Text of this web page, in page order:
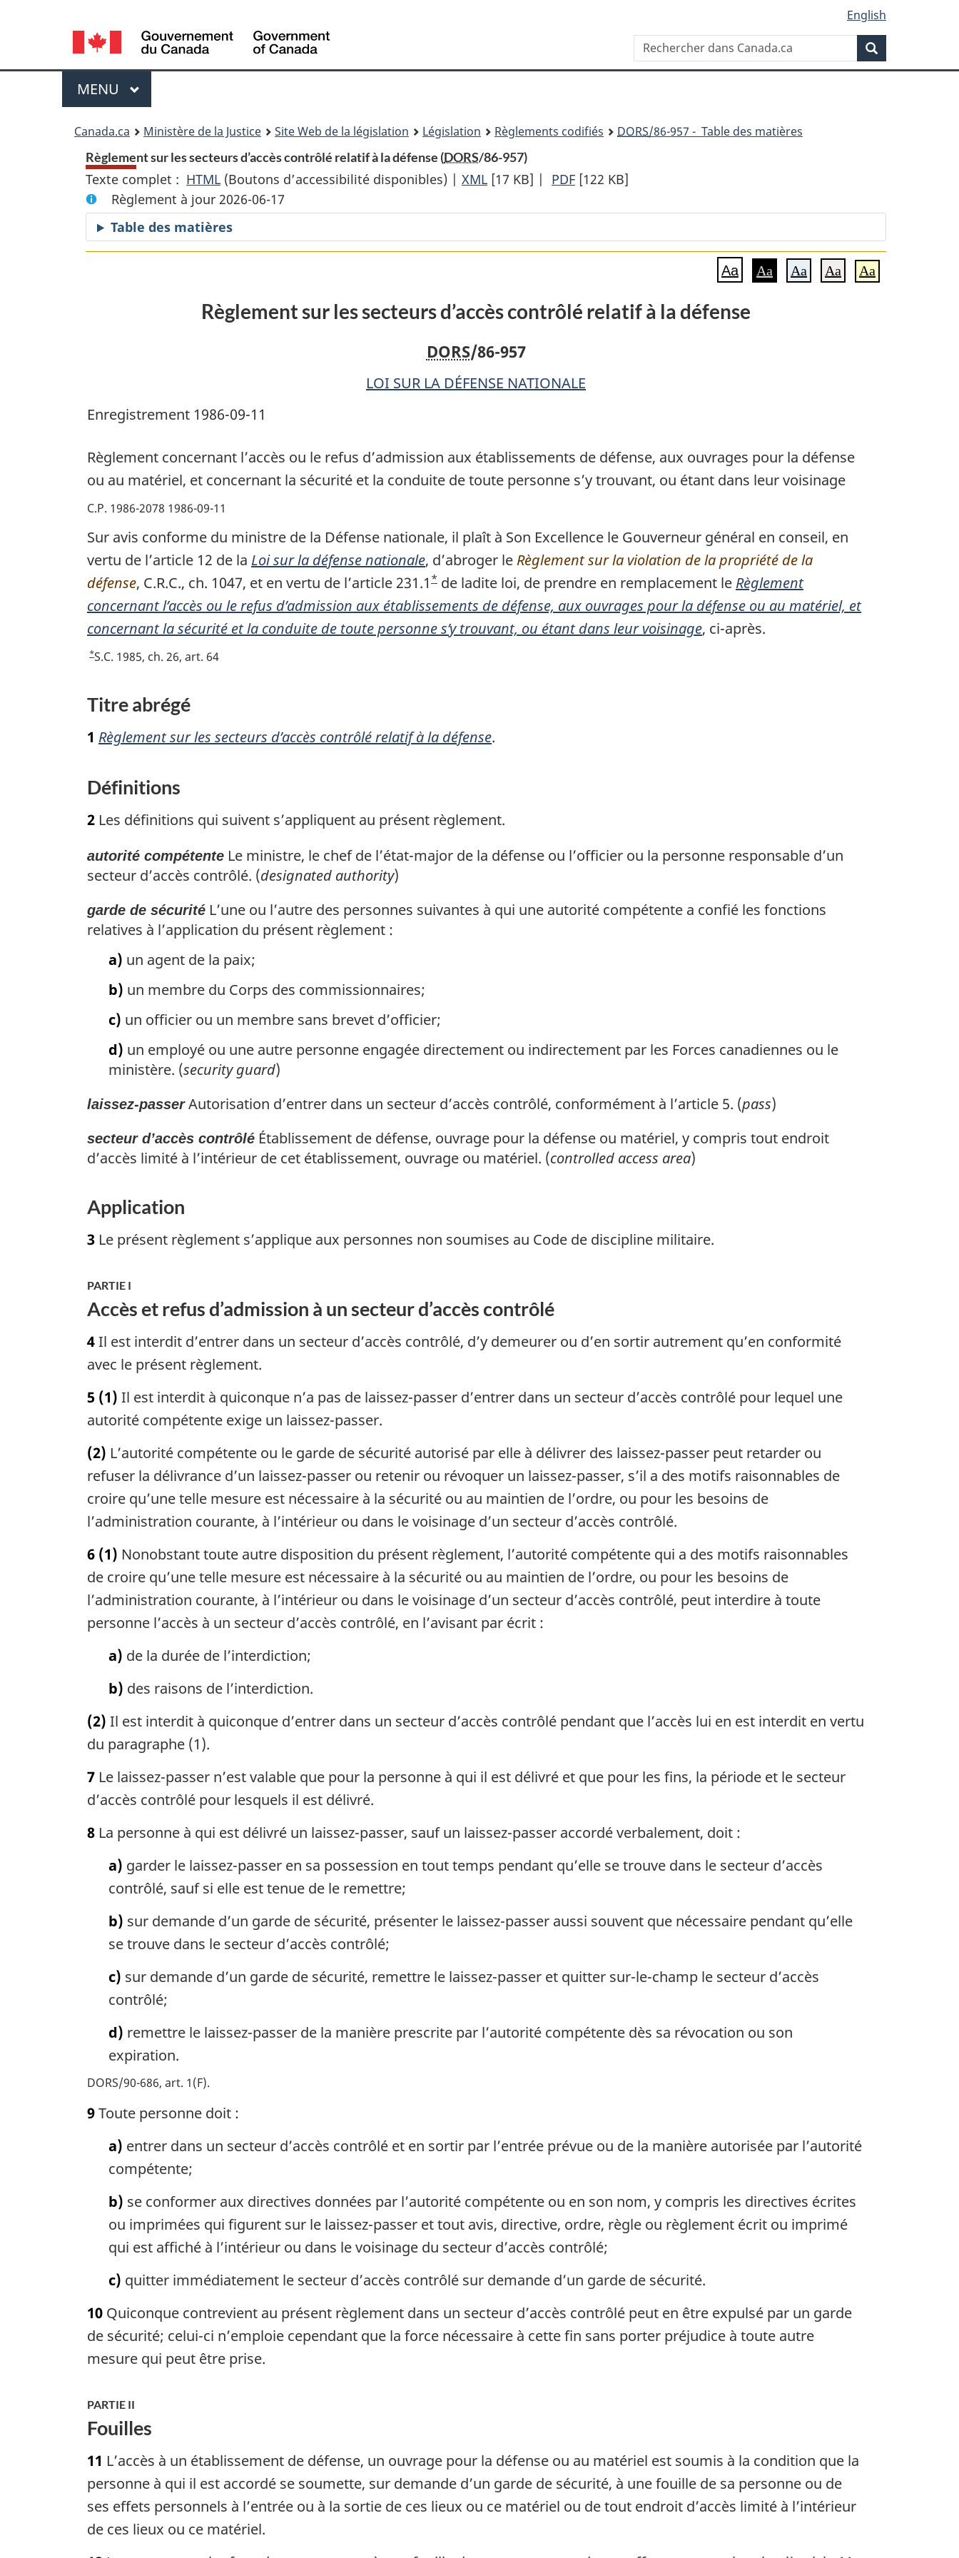
principal
À
site
version
Language
selection
English
Rechercher
dans
Canada.ca
Menu
MENU PRINCIPAL
Canada.ca Ministère de la Justice Site Web de la législation Législation Règlements codifiés DORS/86-957 - Table des matières
Règlement sur les secteurs d’accès contrôlé relatif à la défense (DORS/86-957)
Texte complet : HTML Texte
complet
:
Règlement
d’accès
défense
(Boutons d’accessibilité disponibles) | XML Texte
:
Règlement
d’accès
relatif
à
[17 KB] | PDF Texte
:
Règlement
d’accès
à
[122 KB]
Règlement à jour 2026-06-17
Table des matières
Aa Aa Aa Aa Aa
Règlement sur les secteurs d’accès contrôlé relatif à la défense
DORS/86-957
LOI SUR LA DÉFENSE NATIONALE
Enregistrement 1986-09-11
Règlement concernant l’accès ou le refus d’admission aux établissements de défense, aux ouvrages pour la défense
ou au matériel, et concernant la sécurité et la conduite de toute personne s’y trouvant, ou étant dans leur voisinage
C.P. 1986-2078 1986-09-11
Sur avis conforme du ministre de la Défense nationale, il plaît à Son Excellence le Gouverneur général en conseil, en
vertu de l’article 12 de la Loi sur la défense nationale, d’abroger le Règlement sur la violation de la propriété de la
défense, C.R.C., ch. 1047, et en vertu de l’article 231.1N
o
t
a
a
e
* de ladite loi, de prendre en remplacement le Règlement
concernant l’accès ou le refus d’admission aux établissements de défense, aux ouvrages pour la défense ou au matériel, et
concernant la sécurité et la conduite de toute personne s’y trouvant, ou étant dans leur voisinage, ci-après.
R
o
u
r
l
a
r
f
é
e
n
e
e
b
d
p
g
e
*S.C. 1985, ch. 26, art. 64
Titre abrégé
1 Règlement sur les secteurs d’accès contrôlé relatif à la défense.
Définitions
2 Les définitions qui suivent s’appliquent au présent règlement.
autorité compétente Le ministre, le chef de l’état-major de la défense ou l’officier ou la personne responsable d’un
secteur d’accès contrôlé. (designated authority)
garde de sécurité L’une ou l’autre des personnes suivantes à qui une autorité compétente a confié les fonctions
relatives à l’application du présent règlement :
a) un agent de la paix;
b) un membre du Corps des commissionnaires;
c) un officier ou un membre sans brevet d’officier;
d) un employé ou une autre personne engagée directement ou indirectement par les Forces canadiennes ou le
ministère. (security guard)
laissez-passerAutorisation d’entrer dans un secteur d’accès contrôlé, conformément à l’article 5. (pass)
secteur d’accès contrôlé Établissement de défense, ouvrage pour la défense ou matériel, y compris tout endroit
d’accès limité à l’intérieur de cet établissement, ouvrage ou matériel. (controlled access area)
Application
3 Le présent règlement s’applique aux personnes non soumises au Code de discipline militaire.
PARTIE I
Accès et refus d’admission à un secteur d’accès contrôlé
4Il est interdit d’entrer dans un secteur d’accès contrôlé, d’y demeurer ou d’en sortir autrement qu’en conformité
avec le présent règlement.
5 (1) Il est interdit à quiconque n’a pas de laissez-passer d’entrer dans un secteur d’accès contrôlé pour lequel une
autorité compétente exige un laissez-passer.
(2) L’autorité compétente ou le garde de sécurité autorisé par elle à délivrer des laissez-passer peut retarder ou
refuser la délivrance d’un laissez-passer ou retenir ou révoquer un laissez-passer, s’il a des motifs raisonnables de
croire qu’une telle mesure est nécessaire à la sécurité ou au maintien de l’ordre, ou pour les besoins de
l’administration courante, à l’intérieur ou dans le voisinage d’un secteur d’accès contrôlé.
6 (1) Nonobstant toute autre disposition du présent règlement, l’autorité compétente qui a des motifs raisonnables
de croire qu’une telle mesure est nécessaire à la sécurité ou au maintien de l’ordre, ou pour les besoins de
l’administration courante, à l’intérieur ou dans le voisinage d’un secteur d’accès contrôlé, peut interdire à toute
personne l’accès à un secteur d’accès contrôlé, en l’avisant par écrit :
a) de la durée de l’interdiction;
b) des raisons de l’interdiction.
(2) Il est interdit à quiconque d’entrer dans un secteur d’accès contrôlé pendant que l’accès lui en est interdit en vertu
du paragraphe (1).
7 Le laissez-passer n’est valable que pour la personne à qui il est délivré et que pour les fins, la période et le secteur
d’accès contrôlé pour lesquels il est délivré.
8 La personne à qui est délivré un laissez-passer, sauf un laissez-passer accordé verbalement, doit :
a) garder le laissez-passer en sa possession en tout temps pendant qu’elle se trouve dans le secteur d’accès
contrôlé, sauf si elle est tenue de le remettre;
b) sur demande d’un garde de sécurité, présenter le laissez-passer aussi souvent que nécessaire pendant qu’elle
se trouve dans le secteur d’accès contrôlé;
c) sur demande d’un garde de sécurité, remettre le laissez-passer et quitter sur-le-champ le secteur d’accès
contrôlé;
d) remettre le laissez-passer de la manière prescrite par l’autorité compétente dès sa révocation ou son
expiration.
DORS/90-686, art. 1(F)
9Toute personne doit :
a) entrer dans un secteur d’accès contrôlé et en sortir par l’entrée prévue ou de la manière autorisée par l’autorité
compétente;
b) se conformer aux directives données par l’autorité compétente ou en son nom, y compris les directives écrites
ou imprimées qui figurent sur le laissez-passer et tout avis, directive, ordre, règle ou règlement écrit ou imprimé
qui est affiché à l’intérieur ou dans le voisinage du secteur d’accès contrôlé;
c) quitter immédiatement le secteur d’accès contrôlé sur demande d’un garde de sécurité.
10 Quiconque contrevient au présent règlement dans un secteur d’accès contrôlé peut en être expulsé par un garde
de sécurité; celui-ci n’emploie cependant que la force nécessaire à cette fin sans porter préjudice à toute autre
mesure qui peut être prise.
PARTIE II
Fouilles
11 L’accès à un établissement de défense, un ouvrage pour la défense ou au matériel est soumis à la condition que la
personne à qui il est accordé se soumette, sur demande d’un garde de sécurité, à une fouille de sa personne ou de
ses effets personnels à l’entrée ou à la sortie de ces lieux ou ce matériel ou de tout endroit d’accès limité à l’intérieur
de ces lieux ou ce matériel.